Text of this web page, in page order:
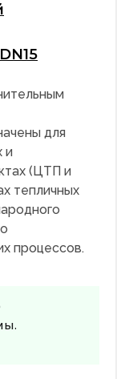
для
и
(ЦТП и
тепличных
процессов.